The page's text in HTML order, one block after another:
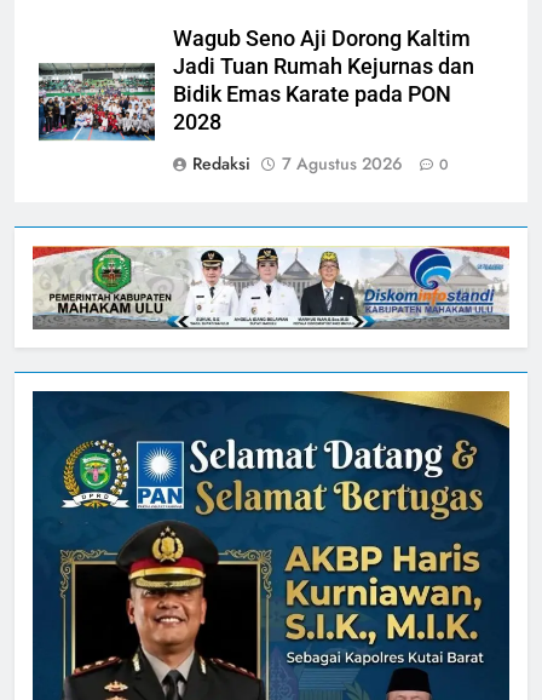
Wagub Seno Aji Dorong Kaltim
Jadi Tuan Rumah Kejurnas dan
Bidik Emas Karate pada PON
2028
Redaksi
7 Agustus 2026 0